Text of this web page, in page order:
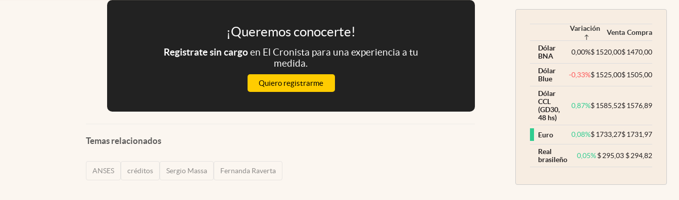
¡Queremos conocerte!
Registrate sin cargoen El Cronista para una experiencia a tu
medida.
Quiero registrarme
Temas relacionados
ANSES créditos Sergio Massa Fernanda Raverta
Variación Venta Compra
Dólar
BNA
0,00%$1520,00$1470,00
Dólar
Blue
-0,33%$1525,00$1505,00
Dólar
CCL
(GD30,
48 hs)
0,87%$1585,52$1576,89
Euro 0,08%$1733,27$1731,97
Real
brasileño
0,05% $295,03 $294,82